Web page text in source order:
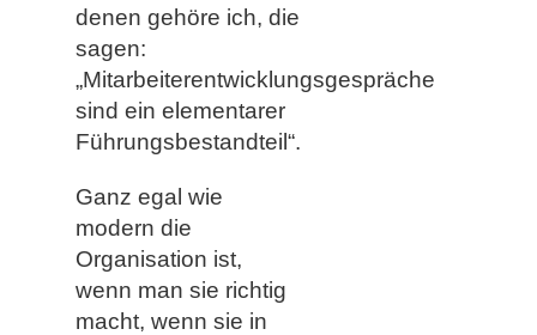
denen gehöre ich, die
sagen:
„Mitarbeiterentwicklungsgespräche
sind ein elementarer
Führungsbestandteil“.
Ganz egal wie
modern die
Organisation ist,
wenn man sie richtig
macht, wenn sie in